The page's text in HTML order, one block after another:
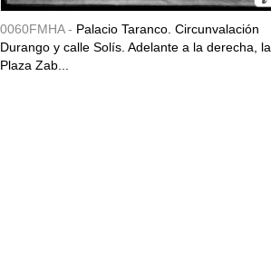
0060FMHA - Palacio Taranco. Circunvalación
Durango y calle Solís. Adelante a la derecha, la
Plaza Zab...